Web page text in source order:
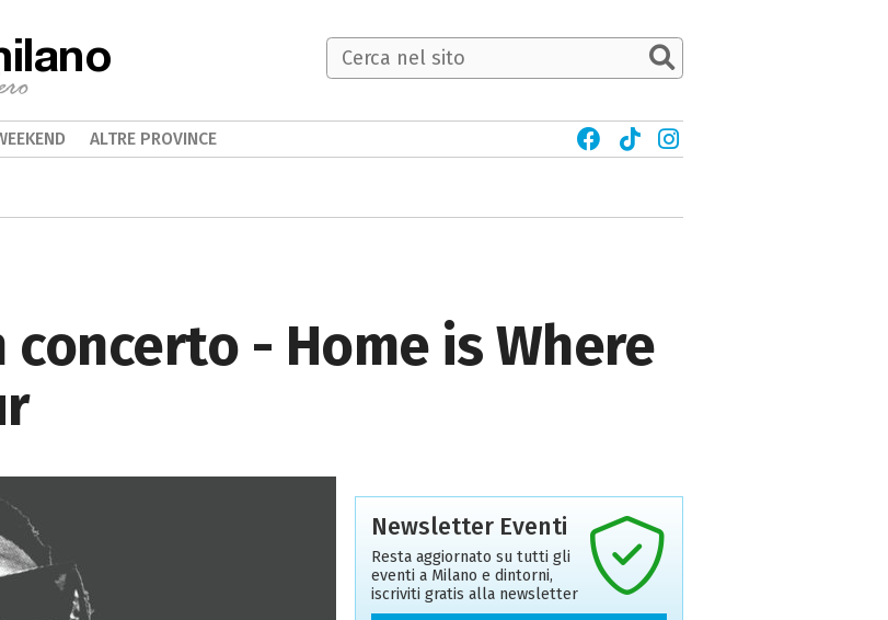
concerto - Home is Where
Newsletter Eventi
Resta aggiornato su tutti gli
eventi a Milano e dintorni,
iscriviti gratis alla newsletter
ALTRE PROVINCE